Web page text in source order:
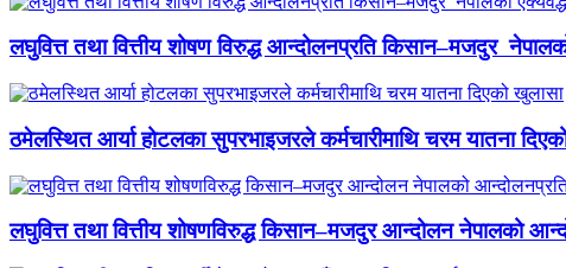
लघुवित्त तथा वित्तीय शोषण विरुद्ध आन्दोलनप्रति किसान–मजदुर
ठमेलस्थित आर्या होटलका सुपरभाइजरले कर्मचारीमाथि चरम यातना
लघुवित्त तथा वित्तीय शोषणविरुद्ध किसान–मजदुर आन्दोलन नेपालको